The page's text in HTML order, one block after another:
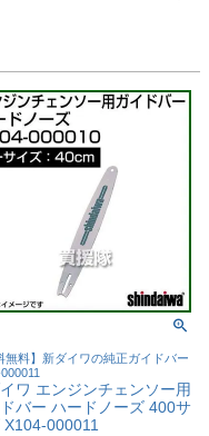
無料】新ダイワの純正ガイドバー
ワ エンジンチェンソー用
バー ハードノーズ 400サ
X104-000011